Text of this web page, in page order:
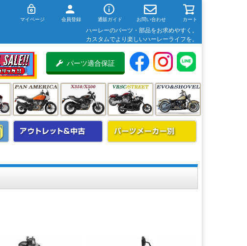
マイページ 会員登録 通販ガイド お問い合わせ カート
ハーレーのパーツ・部品をお求めやすく。
カスタムでより楽しいハーレーライフを。
パーツ適合保証